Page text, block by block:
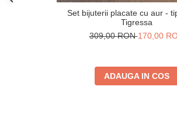
Set bijuterii placate cu aur -
Tigressa
309,00 RON170,00
ADAUGA IN COS